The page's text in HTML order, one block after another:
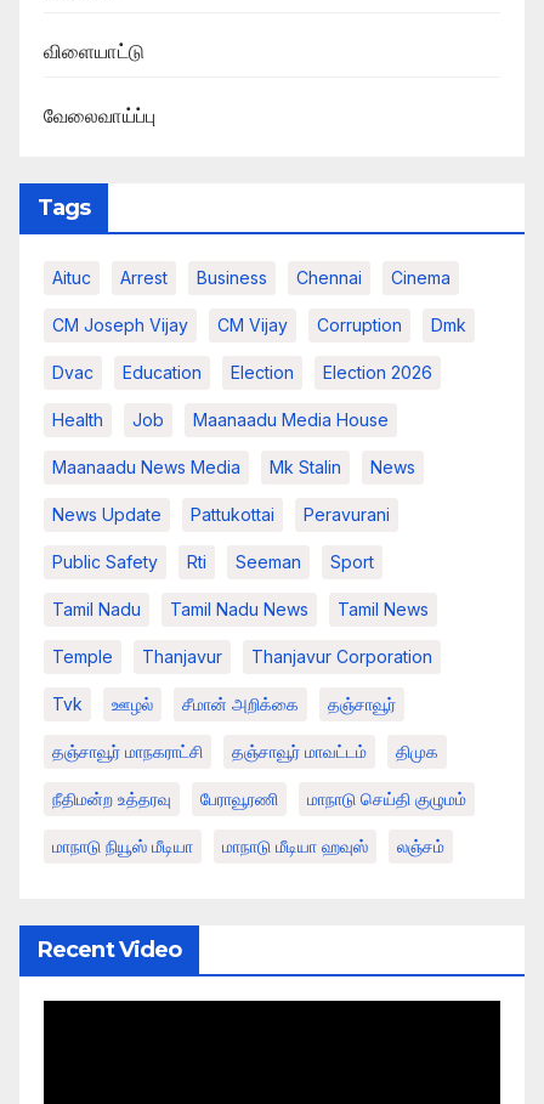
விளையாட்டு
வேலைவாய்ப்பு
Tags
Aituc Arrest Business Chennai Cinema
CM Joseph Vijay CM Vijay Corruption Dmk
Dvac Education Election Election 2026
Health Job Maanaadu Media House
Maanaadu News Media Mk Stalin News
News Update Pattukottai Peravurani
Public Safety Rti Seeman Sport
Tamil Nadu Tamil Nadu News Tamil News
Temple Thanjavur Thanjavur Corporation
Tvk ஊழல் சீமான் அறிக்கை தஞ்சாவூர்
தஞ்சாவூர் மாநகராட்சி தஞ்சாவூர் மாவட்டம் திமுக
நீதிமன்ற உத்தரவு பேராவூரணி மாநாடு செய்தி குழுமம்
மாநாடு நியூஸ் மீடியா மாநாடு மீடியா ஹவுஸ் லஞ்சம்
Recent Video